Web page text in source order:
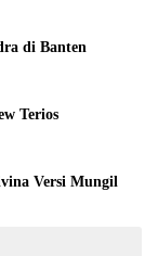
di Banten
Terios
Versi Mungil